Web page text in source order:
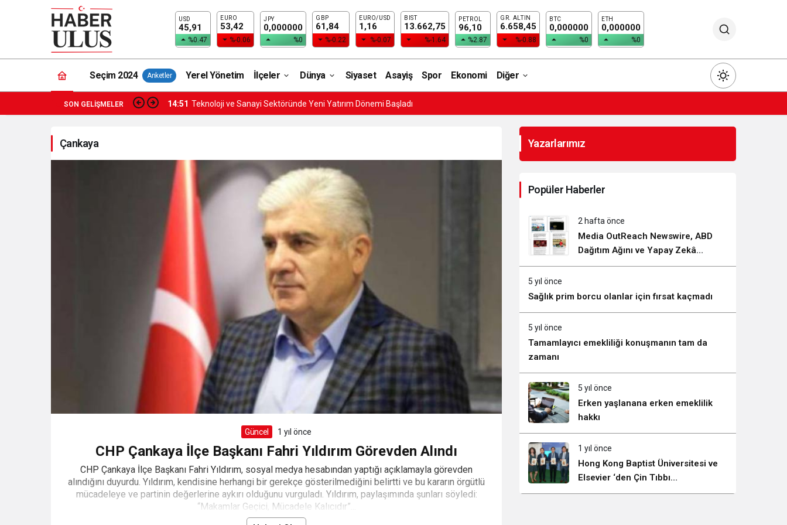
USD
45,91
%0.47
EURO
53,42
%-0.06
JPY
0,000000
%0
GBP
61,84
%-0.22
EURO/USD
1,16
%-0.07
BIST
13.662,75
%-1.64
PETROL
96,10
%2.87
GR. ALTIN
6.658,45
%-0.88
BTC
0,000000
%0
ETH
0,000000
%0
Seçim 2024 Anketler Yerel Yönetim İlçeler Dünya Siyaset Asayiş Spor Ekonomi Diğer
Gece Modu
Gece modunu seçin.
SON GELIŞMELER 14:51 Teknoloji ve Sanayi Sektöründe Yeni Yatırım Dönemi Başladı
Çankaya
Güncel 1 yıl önce
CHP Çankaya İlçe Başkanı Fahri Yıldırım Görevden Alındı
CHP Çankaya İlçe Başkanı Fahri Yıldırım, sosyal medya hesabından yaptığı açıklamayla görevden
alındığını duyurdu. Yıldırım, kendisine herhangi bir gerekçe gösterilmediğini belirtti ve bu kararın örgütlü
mücadeleye ve partinin değerlerine aykırı olduğunu vurguladı. Yıldırım, paylaşımında şunları söyledi:
“Makamlar Geçici, Mücadele Kalıcıdır”...
Yazarlarımız
Popüler Haberler
2 hafta önce
Media OutReach Newswire, ABD
Dağıtım Ağını ve Yapay Zekâ
Görünürlüğünü Güçlendiriyor
5 yıl önce
Sağlık prim borcu olanlar için fırsat kaçmadı
5 yıl önce
Tamamlayıcı emekliliği konuşmanın tam da
zamanı
5 yıl önce
Erken yaşlanana erken emeklilik
hakkı
1 yıl önce
Hong Kong Baptist Üniversitesi ve
Elsevier ‘den Çin Tıbbı
Araştırmalarının Küresel